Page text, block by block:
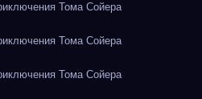
Тома Сойера
Тома Сойера
Тома Сойера